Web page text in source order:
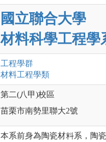
國立聯合大學
材料科學工程學
工程學群
材料工程學類
第二(八甲)校區
苗栗市南勢里聯大2號
本系前身為陶瓷材料系，陶